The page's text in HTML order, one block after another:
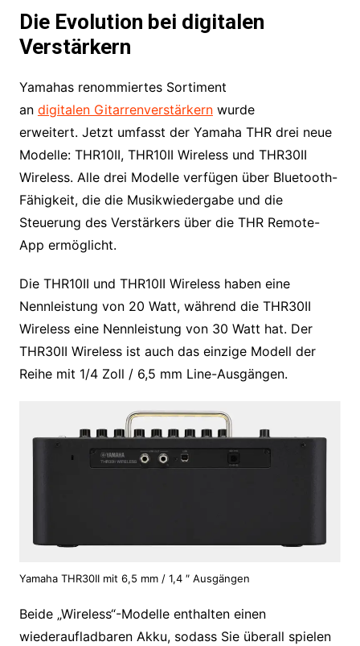
Die Evolution bei digitalen
Verstärkern
Yamahas renommiertes Sortiment
an digitalen Gitarrenverstärkernwurde
erweitert. Jetzt umfasst der Yamaha THR drei neue
Modelle: THR10II, THR10II Wireless und THR30II
Wireless. Alle drei Modelle verfügen über Bluetooth-
Fähigkeit, die die Musikwiedergabe und die
Steuerung des Verstärkers über die THR Remote-
App ermöglicht.
Die THR10II und THR10II Wireless haben eine
Nennleistung von 20 Watt, während die THR30II
Wireless eine Nennleistung von 30 Watt hat. Der
THR30II Wireless ist auch das einzige Modell der
Reihe mit 1/4 Zoll / 6,5 mm Line-Ausgängen.
Yamaha THR30II mit 6,5 mm / 1,4 ″ Ausgängen
Beide „Wireless“-Modelle enthalten einen
wiederaufladbaren Akku, sodass Sie überall spielen